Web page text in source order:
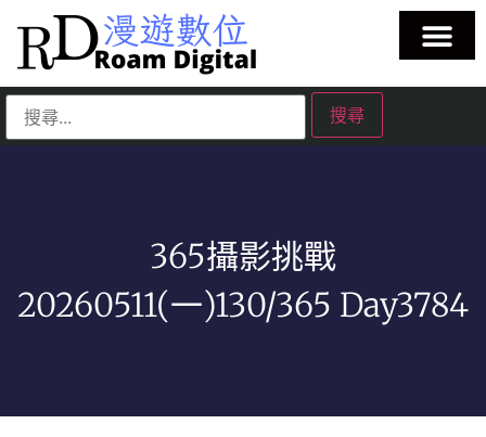
365攝影挑戰
20260511(一)130/365 Day3784